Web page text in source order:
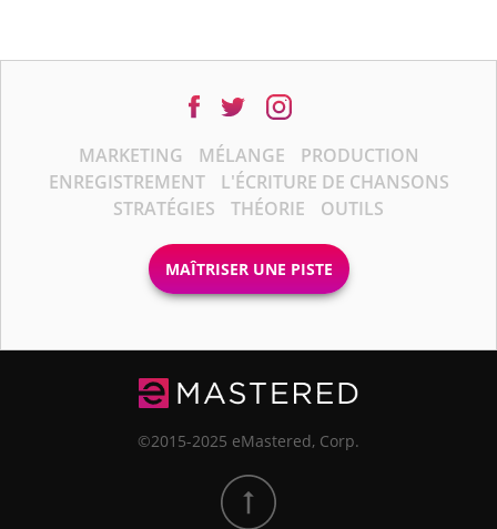
MARKETING MÉLANGE
PRODUCTION
ENREGISTREMENT
L'ÉCRITURE DE CHANSONS
STRATÉGIES
THÉORIE OUTILS
MAÎTRISER UNE PISTE
©2015-2025 eMastered, Corp.